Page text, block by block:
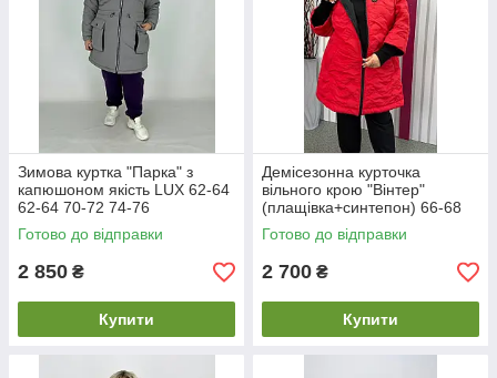
Зимова куртка "Парка" з
капюшоном якість LUX 62-64
62-64 70-72 74-76
Готово до відправки
2 850 ₴
Купити
Демісезонна курточка
вільного крою "Вінтер"
(плащівка+синтепон) 66-68
70-72 74-76
Готово до відправки
2 700 ₴
Купити